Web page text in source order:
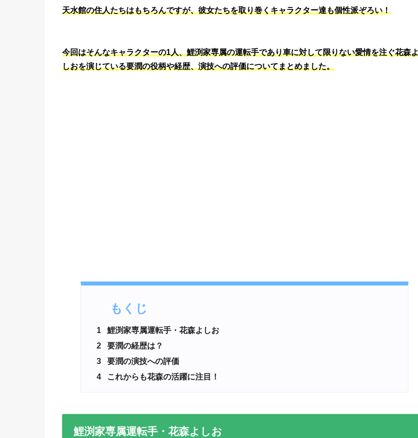
天水館の住人たちはもちろんですが、彼女たちを取り巻くキャラクター達も個性派ぞろい！
今回はそんなキャラクターの1人、鯉渕家専属の運転手であり車に対して限りない愛情を注ぐ花森よ
しおを演じている要潤の役柄や経歴、演技への評価についてまとめました。
もくじ
1
鯉渕家専属運転手・花森よしお
2
要潤の経歴は？
3
要潤の演技への評価
4
これからも花森の活躍に注目！
鯉渕家専属運転手・花森よしお